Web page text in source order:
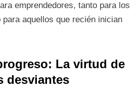
emprendedores, tanto para los
aquellos que recién inician
La virtud de
desviantes